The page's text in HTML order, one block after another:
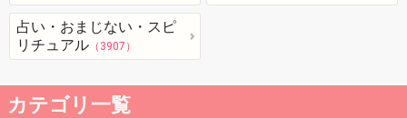
占い・おまじない・スピ
リチュアル （3907）
カテゴリ一覧